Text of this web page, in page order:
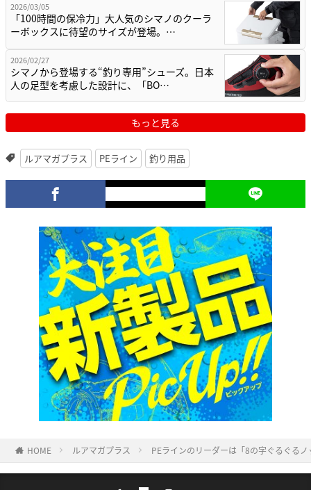
2026/03/05
「100時間の保冷力」大人気のシマノのクーラ
ーボックスに待望のサイズが登場。…
2026/02/27
シマノから登場する“釣り専用”シューズ。日本
人の足型を考慮した設計に、「BO…
もっと見る
ルアマガプラス PEライン 釣り用品
HOME ルアマガプラス PEラインのリーダーは「8の字ぐるぐる